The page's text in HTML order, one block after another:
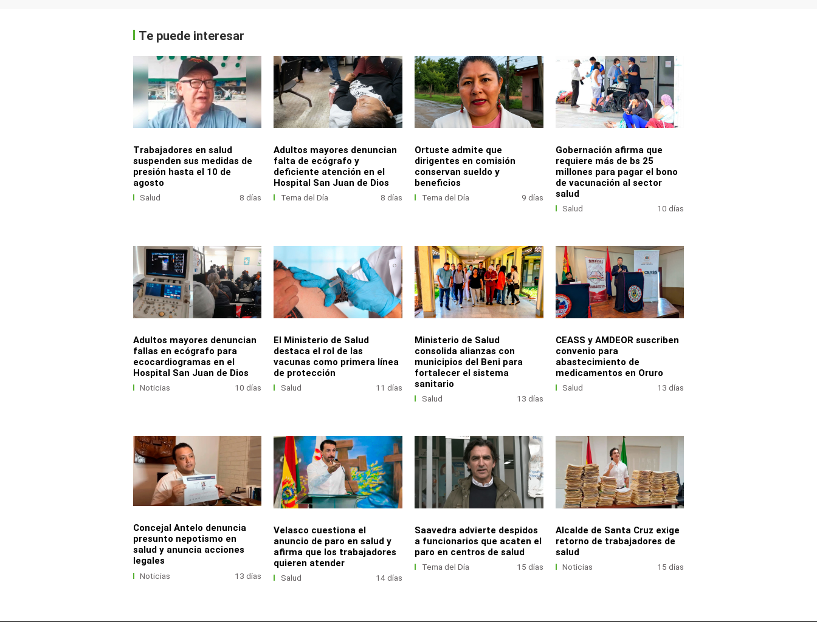
Te puede interesar
Trabajadores en salud
suspenden sus medidas de
presión hasta el 10 de
agosto
Salud 8 días
Adultos mayores denuncian
falta de ecógrafo y
deficiente atención en el
Hospital San Juan de Dios
Tema del Día 8 días
Ortuste admite que
dirigentes en comisión
conservan sueldo y
beneficios
Tema del Día 9 días
Gobernación afirma que
requiere más de bs 25
millones para pagar el bono
de vacunación al sector
salud
Salud 10 días
Adultos mayores denuncian
fallas en ecógrafo para
ecocardiogramas en el
Hospital San Juan de Dios
Noticias 10 días
El Ministerio de Salud
destaca el rol de las
vacunas como primera línea
de protección
Salud 11 días
Ministerio de Salud
consolida alianzas con
municipios del Beni para
fortalecer el sistema
sanitario
Salud 13 días
CEASS y AMDEOR suscriben
convenio para
abastecimiento de
medicamentos en Oruro
Salud 13 días
Concejal Antelo denuncia
presunto nepotismo en
salud y anuncia acciones
legales
Noticias 13 días
Velasco cuestiona el
anuncio de paro en salud y
afirma que los trabajadores
quieren atender
Salud 14 días
Saavedra advierte despidos
a funcionarios que acaten el
paro en centros de salud
Tema del Día 15 días
Alcalde de Santa Cruz exige
retorno de trabajadores de
salud
Noticias 15 días